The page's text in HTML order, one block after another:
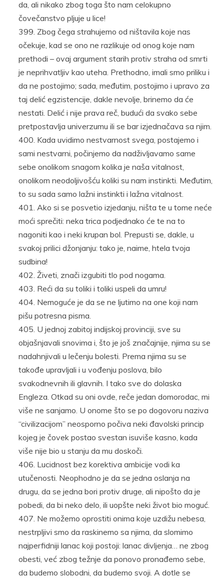
da, ali nikako zbog toga što nam celokupno
čovečanstvo pljuje u lice!
Zbog čega strahujemo od ništavila koje nas
očekuje, kad se ono ne razlikuje od onog koje nam
prethodi – ovaj argument starih protiv straha od smrti
je neprihvatljiv kao uteha. Prethodno, imali smo priliku i
da ne postojimo; sada, međutim, postojimo i upravo za
taj delić egzistencije, dakle nevolje, brinemo da će
nestati. Delić i nije prava reč, budući da svako sebe
pretpostavlja univerzumu ili se bar izjednačava sa njim.
Kada uvidimo nestvarnost svega, postajemo i
sami nestvarni, počinjemo da nadživljavamo same
sebe onolikom snagom kolika je naša vitalnost,
onolikom neodoljivošću koliki su nam instinkti. Međutim,
to su sada samo lažni instinkti i lažna vitalnost.
Ako si se posvetio izjedanju, ništa te u tome neće
moći sprečiti: neka trica podjednako će te na to
nagoniti kao i neki krupan bol. Prepusti se, dakle, u
svakoj prilici džonjanju: tako je, naime, htela tvoja
sudbina!
Živeti, znači izgubiti tlo pod nogama.
Reći da su toliki i toliki uspeli da umru!
Nemoguće je da se ne ljutimo na one koji nam
pišu potresna pisma.
U jednoj zabitoj indijskoj provinciji, sve su
objašnjavali snovima i, što je još značajnije, njima su se
nadahnjivali u lečenju bolesti. Prema njima su se
takođe upravljali i u vođenju poslova, bilo
svakodnevnih ili glavnih. I tako sve do dolaska
Engleza. Otkad su oni ovde, reče jedan domorodac, mi
više ne sanjamo. U onome što se po dogovoru naziva
“civilizacijom” neosporno počiva neki đavolski princip
kojeg je čovek postao svestan isuviše kasno, kada
više nije bio u stanju da mu doskoči.
Lucidnost bez korektiva ambicije vodi ka
utučenosti. Neophodno je da se jedna oslanja na
drugu, da se jedna bori protiv druge, ali nipošto da je
pobedi, da bi neko delo, ili uopšte neki život bio moguć.
Ne možemo oprostiti onima koje uzdižu nebesa,
nestrpljivi smo da raskinemo sa njima, da slomimo
najperfidniji lanac koji postoji: lanac divljenja… ne zbog
obesti, već zbog težnje da ponovo pronađemo sebe,
da budemo slobodni, da budemo svoji. A dotle se